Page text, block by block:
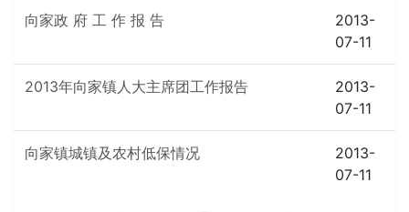
向家政 府 工 作 报 告
2013-
07-11
2013年向家镇人大主席团工作报告
2013-
07-11
向家镇城镇及农村低保情况
2013-
07-11